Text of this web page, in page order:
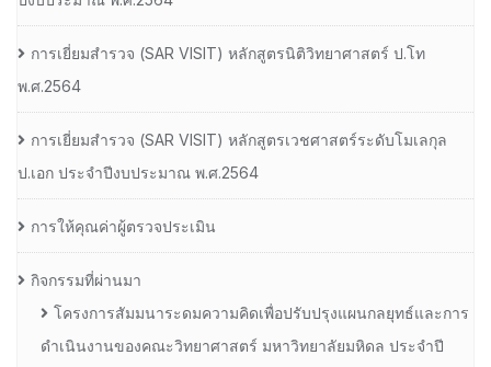
การเยี่ยมสํารวจ (SAR VISIT) หลักสูตรนิติวิทยาศาสตร์ ป.โท
พ.ศ.2564
การเยี่ยมสํารวจ (SAR VISIT) หลักสูตรเวชศาสตร์ระดับโมเลกุล
ป.เอก ประจําปีงบประมาณ พ.ศ.2564
การให้คุณค่าผู้ตรวจประเมิน
กิจกรรมที่ผ่านมา
โครงการสัมมนาระดมความคิดเพื่อปรับปรุงแผนกลยุทธ์และการ
ดำเนินงานของคณะวิทยาศาสตร์ มหาวิทยาลัยมหิดล ประจำปี